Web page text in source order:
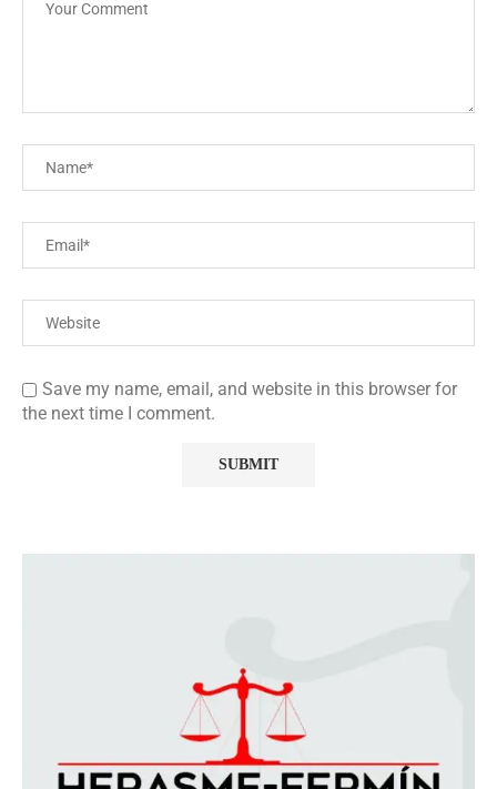
Save my name, email, and website in this browser for
the next time I comment.